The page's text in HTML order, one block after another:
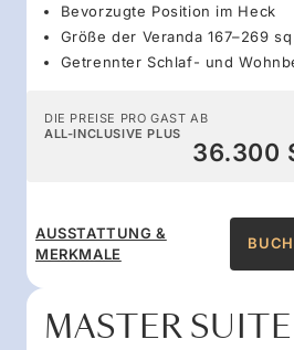
Bevorzugte Position im Heck
Größe der Veranda 167–269
Getrennter Schlaf- und
DIE PREISE PRO GAST AB
ALL-INCLUSIVE PLUS
36.300
AUSSTATTUNG &
MERKMALE
MASTER SUITE